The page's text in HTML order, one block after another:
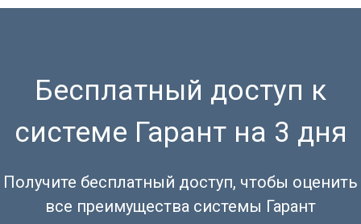
Бесплатный доступ к
системе Гарант на 3 дня
Получите бесплатный доступ, чтобы оценить
все преимущества системы Гарант